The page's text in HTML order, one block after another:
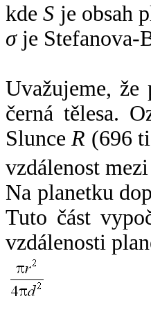
kdeS je obsah
σje Stefanova-
Uvažujeme,
černá tělesa.
SlunceR (696
vzdálenost
Na planetku
Tuto část
vzdálenosti